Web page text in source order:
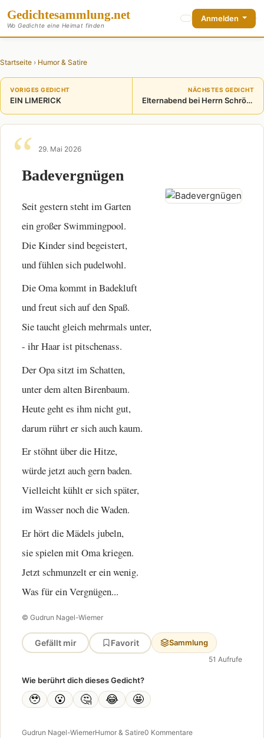
Gedichtesammlung.net
Wo Gedichte eine Heimat finden
Anmelden
Startseite › Humor & Satire
VORIGES GEDICHT
EIN LIMERICK
NÄCHSTES GEDICHT
Elternabend bei Herrn Schröder
29. Mai 2026
Badevergnügen
Seit gestern steht im Garten
ein großer Swimmingpool.
Die Kinder sind begeistert,
und fühlen sich pudelwohl.
Die Oma kommt in Badekluft
und freut sich auf den Spaß.
Sie taucht gleich mehrmals unter,
- ihr Haar ist pitschenass.
Der Opa sitzt im Schatten,
unter dem alten Birenbaum.
Heute geht es ihm nicht gut,
darum rührt er sich auch kaum.
Er stöhnt über die Hitze,
würde jetzt auch gern baden.
Vielleicht kühlt er sich später,
im Wasser noch die Waden.
Er hört die Mädels jubeln,
sie spielen mit Oma kriegen.
Jetzt schmunzelt er ein wenig.
Was für ein Vergnügen...
© Gudrun Nagel-Wiemer
Gefällt mir Favorit Sammlung
51 Aufrufe
Wie berührt dich dieses Gedicht?
🥹 😮 🤔 😂 🤩
Gudrun Nagel-WiemerHumor & Satire0 Kommentare